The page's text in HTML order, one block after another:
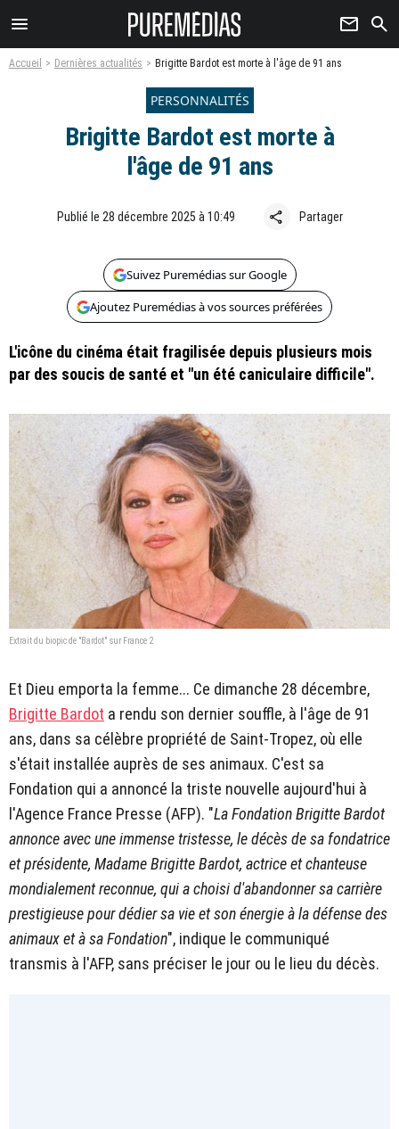
menu newsletter search
Accueil Dernières actualités Brigitte Bardot est morte à l'âge de 91 ans
PERSONNALITÉS
Brigitte Bardot est morte à
l'âge de 91 ans
Publié le 28 décembre 2025 à 10:49 share Partager
Suivez Puremédias sur Google
Ajoutez Puremédias à vos sources préférées
L'icône du cinéma était fragilisée depuis plusieurs mois
par des soucis de santé et "un été caniculaire difficile".
Extrait du biopic de "Bardot" sur France 2
Et Dieu emporta la femme... Ce dimanche 28 décembre,
Brigitte Bardot a rendu son dernier souffle, à l'âge de 91
ans, dans sa célèbre propriété de Saint-Tropez, où elle
s'était installée auprès de ses animaux. C'est sa
Fondation qui a annoncé la triste nouvelle aujourd'hui à
l'Agence France Presse (AFP). "La Fondation Brigitte Bardot
annonce avec une immense tristesse, le décès de sa fondatrice
et présidente, Madame Brigitte Bardot, actrice et chanteuse
mondialement reconnue, qui a choisi d'abandonner sa carrière
prestigieuse pour dédier sa vie et son énergie à la défense des
animaux et à sa Fondation", indique le communiqué
transmis à l'AFP, sans préciser le jour ou le lieu du décès.